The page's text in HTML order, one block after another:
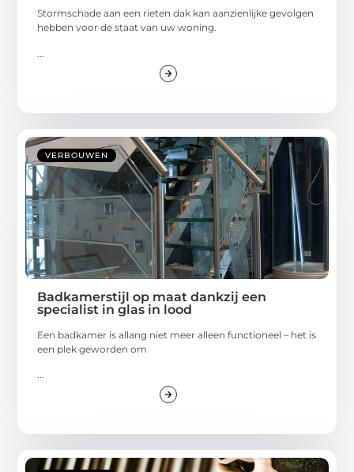
Stormschade aan een rieten dak kan aanzienlijke gevolgen
hebben voor de staat van uw woning.
VERBOUWEN
Badkamerstijl op maat dankzij een
specialist in glas in lood
Een badkamer is allang niet meer alleen functioneel – het is
een plek geworden om
...